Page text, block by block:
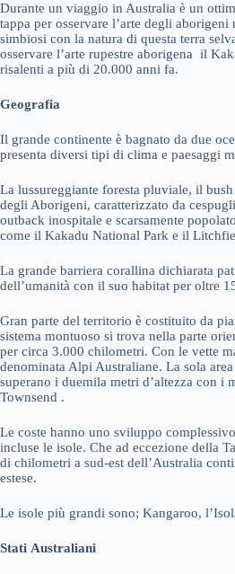
Durante un viaggio in Australia è un
tappa per osservare l’arte degli
simbiosi con la natura di questa terra
osservare l’arte rupestre aborigena il
risalenti a più di 20.000 anni fa.
Geografia
Il grande continente è bagnato da due
presenta diversi tipi di clima e paesaggi
La lussureggiante foresta pluviale, il
degli Aborigeni, caratterizzato da
outback inospitale e scarsamente
come il Kakadu National Park e il
La grande barriera corallina dichiarata
dell’umanità con il suo habitat per oltre
Gran parte del territorio è costituito da
sistema montuoso si trova nella parte
per circa 3.000 chilometri. Con le vette
denominata Alpi Australiane. La sola
superano i duemila metri d’altezza con i
Townsend .
Le coste hanno uno sviluppo
incluse le isole. Che ad eccezione della
di chilometri a sud-est dell’Australia
estese.
Le isole più grandi sono; Kangaroo,
Stati Australiani